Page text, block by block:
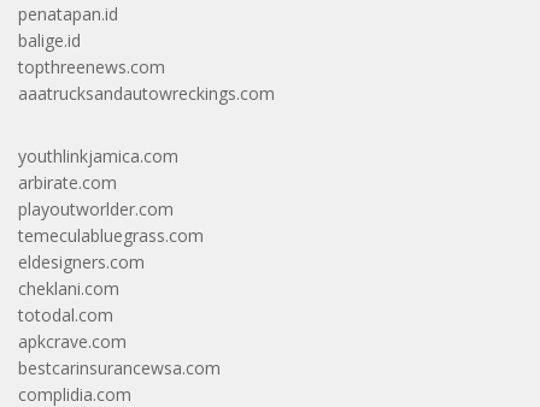
penatapan.id
balige.id
topthreenews.com
aaatrucksandautowreckings.com
youthlinkjamica.com
arbirate.com
playoutworlder.com
temeculabluegrass.com
eldesigners.com
cheklani.com
totodal.com
apkcrave.com
bestcarinsurancewsa.com
complidia.com